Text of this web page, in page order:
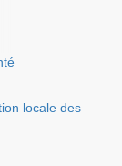
locale des